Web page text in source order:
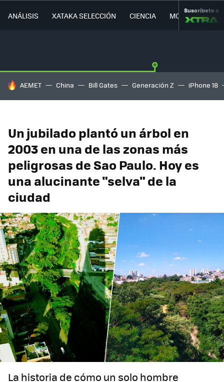
ANÁLISIS XATAKA SELECCIÓN CIENCIA MOVILIDAD
Suscríbete a
HOY SE HABLA DE
AEMET China Bill Gates Generación Z iPhone 18
Un jubilado plantó un árbol en
2003 en una de las zonas más
peligrosas de Sao Paulo. Hoy es
una alucinante "selva" de la
ciudad
La historia de cómo un solo hombre